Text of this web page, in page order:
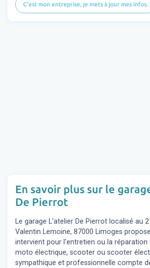
C'est mon entreprise, je mets à jour mes infos.
En savoir plus sur le
De Pierrot
Le garage L'atelier De Pierrot localisé au
Valentin Lemoine, 87000 Limoges
intervient pour l'entretien ou la
moto électrique, scooter ou scooter
sympathique et professionnelle compte